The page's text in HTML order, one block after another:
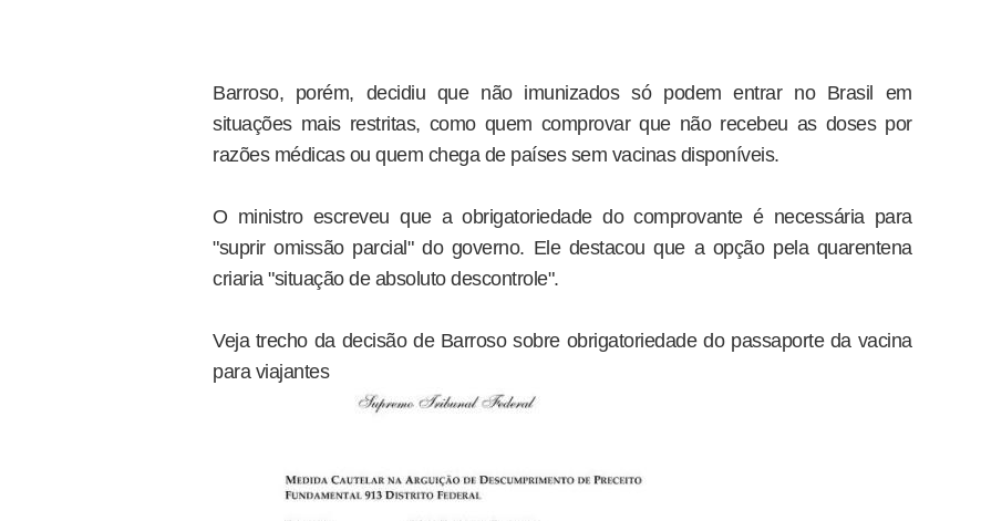
Barroso, porém, decidiu que não imunizados só podem entrar no Brasil em
situações mais restritas, como quem comprovar que não recebeu as doses por
razões médicas ou quem chega de países sem vacinas disponíveis.
O ministro escreveu que a obrigatoriedade do comprovante é necessária para
"suprir omissão parcial" do governo. Ele destacou que a opção pela quarentena
criaria "situação de absoluto descontrole".
Veja trecho da decisão de Barroso sobre obrigatoriedade do passaporte da vacina
para viajantes